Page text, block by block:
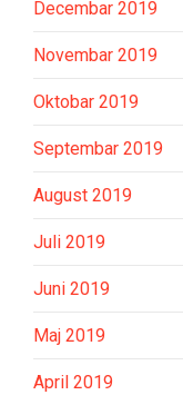
Decembar 2019
Novembar 2019
Oktobar 2019
Septembar 2019
August 2019
Juli 2019
Juni 2019
Maj 2019
April 2019